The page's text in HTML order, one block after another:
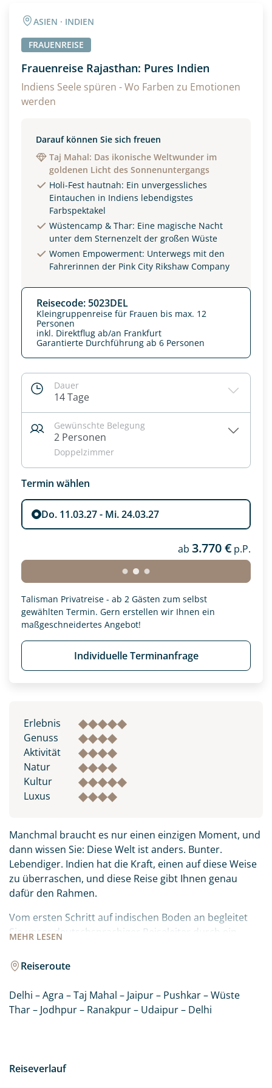
ASIEN · INDIEN
FRAUENREISE
Frauenreise Rajasthan: Pures Indien
Indiens Seele spüren - Wo Farben zu Emotionen
werden
Darauf können Sie sich freuen
Taj Mahal: Das ikonische Weltwunder im
goldenen Licht des Sonnenuntergangs
Holi-Fest hautnah: Ein unvergessliches
Eintauchen in Indiens lebendigstes
Farbspektakel
Wüstencamp & Thar: Eine magische Nacht
unter dem Sternenzelt der großen Wüste
Women Empowerment: Unterwegs mit den
Fahrerinnen der Pink City Rikshaw Company
Reisecode: 5023DEL
Kleingruppenreise für Frauen bis max. 12
Personen
inkl. Direktflug ab/an Frankfurt
Garantierte Durchführung ab 6 Personen
Dauer
14 Tage
Gewünschte Belegung
2 Personen
Doppelzimmer
Termin wählen
Do. 11.03.27 - Mi. 24.03.27
ab 3.770 € p.P.
Talisman Privatreise - ab 2 Gästen zum selbst
gewählten Termin. Gern erstellen wir Ihnen ein
maßgeschneidertes Angebot!
Individuelle Terminanfrage
Erlebnis
Genuss
Aktivität
Natur
Kultur
Luxus
MEHR LESEN
Manchmal braucht es nur einen einzigen Moment, und
dann wissen Sie: Diese Welt ist anders. Bunter.
Lebendiger. Indien hat die Kraft, einen auf diese Weise
zu überraschen, und diese Reise gibt Ihnen genau
dafür den Rahmen.
Vom ersten Schritt auf indischen Boden an begleitet
Sie unser deutschsprachiger Reiseleiter durch ein
Geschehen: in die dampfenden Garküchen der Basare,
in den heiligen Sikh-Tempel, wo Tausende von Pilgern
täglich versorgt werden und wo Sie vielleicht selbst die
Chapati-Teigscheiben formen.
was wirklich nachhallt, sind oft die unerwarteten
Reiseroute
Delhi – Agra – Taj Mahal – Jaipur – Pushkar – Wüste
Thar – Jodhpur – Ranakpur – Udaipur – Delhi
Reiseverlauf
Alter
Unterkunft
EZ Familienzimmer
Reisebeginn
Weitere Informationen
Datenschutz & Transparenz ist uns sehr wichtig!
Die Anfrage wird via SSL verschlüsselt an unseren Server
geschickt. Mit Absenden des Formulars, erklären Sie, dass
Sie dieDatenschutzerklärungundWiderrufhinweisezur
Kenntnis genommen und akzeptiert haben.